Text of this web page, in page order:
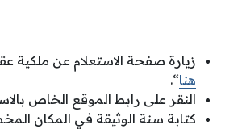
زيارة صفحة الاستعلام عن ملكية
هنا“.
النقر على رابط الموقع الخاص
كتابة سنة الوثيقة في المكان